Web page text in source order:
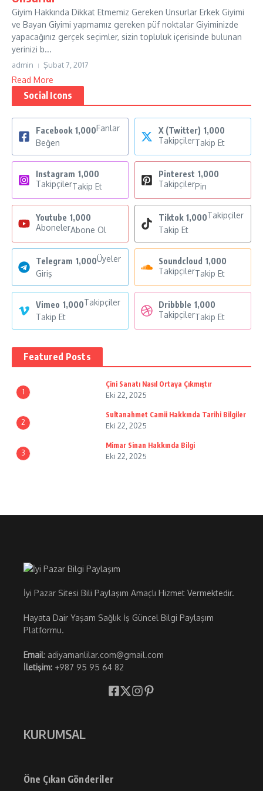
Giyim Hakkında Dikkat Etmemiz Gereken Unsurlar Erkek Giyimi
ve Bayan Giyimi yapmamız gereken püf noktalar Giyiminizde
yapacağınız gerçek seçimler, sizin topluluk içerisinde bulunan
yerinizi b...
admin Şubat 7, 2017
Read More
Social Icons
Facebook 1,000Fanlar
Beğen
X (Twitter) 1,000
TakipçilerTakip Et
Instagram 1,000
TakipçilerTakip Et
Pinterest 1,000
TakipçilerPin
Youtube 1,000
AbonelerAbone Ol
Tiktok 1,000Takipçiler
Takip Et
Telegram 1,000Üyeler
Giriş
Soundcloud 1,000
TakipçilerTakip Et
Vimeo 1,000Takipçiler
Takip Et
Dribbble 1,000
TakipçilerTakip Et
Featured Posts
1
Çini Sanatı Nasıl Ortaya Çıkmıştır
Eki 22, 2025
2
Sultanahmet Camii Hakkında Tarihi Bilgiler
Eki 22, 2025
3
Mimar Sinan Hakkında Bilgi
Eki 22, 2025
İyi Pazar Sitesi Bili Paylaşım Amaçlı Hizmet Vermektedir.
Hayata Dair Yaşam Sağlık İş Güncel Bilgi Paylaşım
Platformu.
Email: adiyamanlilar.com@gmail.com
İletişim: +987 95 95 64 82
KURUMSAL
Öne Çıkan Gönderiler